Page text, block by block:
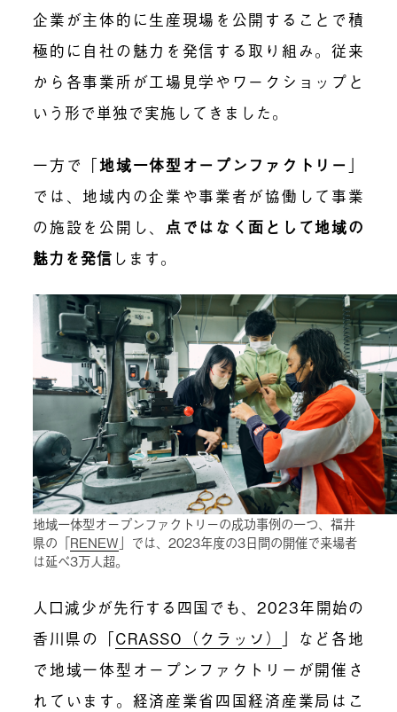
企業が主体的に生産現場を公開することで積
極的に自社の魅力を発信する取り組み。従来
から各事業所が工場見学やワークショップと
いう形で単独で実施してきました。
一方で「地域一体型オープンファクトリー 」
では、地域内の企業や事業者が協働して事業
の施設を公開し、 点ではなく面として地域の
魅力を発信 します。
地域一体型オープンファクトリーの成功事例の一つ、福井
県の「RENEW 」では、2023年度の3日間の開催で来場者
は延べ3万人超。
人口減少が先行する四国でも、2023年開始の
香川県の「CRASSO（クラッソ）
」など各地
で地域一体型オープンファクトリーが開催さ
れています。経済産業省四国経済産業局はこ